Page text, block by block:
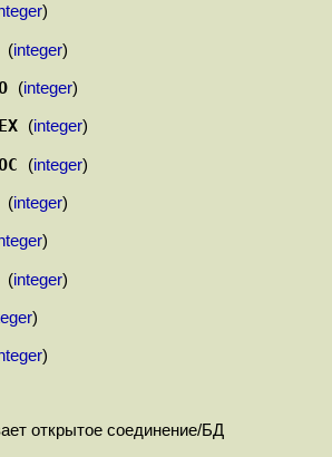
)
(integer)
(integer)
(integer)
(integer)
(integer)
)
(integer)
)
)
открытое соединение/БД